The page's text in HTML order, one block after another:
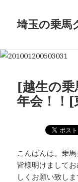
埼玉の乗馬
[越生の
年会！！[
こんばんは。乗
皆様明けまして
しくお願い致し